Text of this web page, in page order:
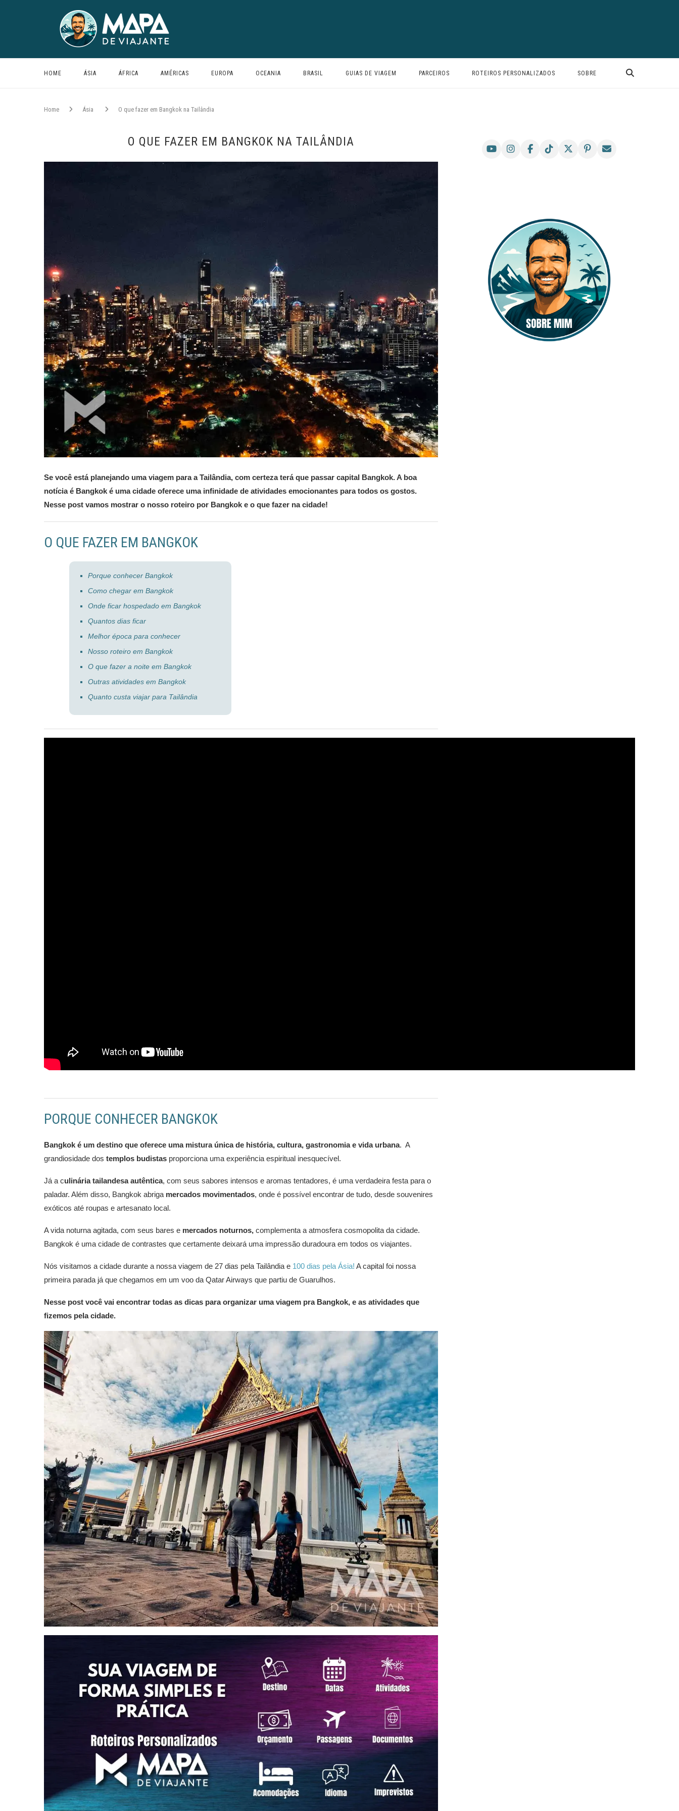
HOME ÁSIA ÁFRICA AMÉRICAS EUROPA OCEANIA BRASIL GUIAS DE VIAGEM PARCEIROS ROTEIROS PERSONALIZADOS SOBRE
Home Ásia O que fazer em Bangkok na Tailândia
O QUE FAZER EM BANGKOK NA TAILÂNDIA
Se você está planejando uma viagem para a Tailândia, com certeza terá que passar capital Bangkok. A boa
notícia é Bangkok é uma cidade oferece uma infinidade de atividades emocionantes para todos os gostos.
Nesse post vamos mostrar o nosso roteiro por Bangkok e o que fazer na cidade!
O QUE FAZER EM BANGKOK
Porque conhecer Bangkok
Como chegar em Bangkok
Onde ficar hospedado em Bangkok
Quantos dias ficar
Melhor época para conhecer
Nosso roteiro em Bangkok
O que fazer a noite em Bangkok
Outras atividades em Bangkok
Quanto custa viajar para Tailândia
PORQUE CONHECER BANGKOK
Bangkok é um destino que oferece uma mistura única de história, cultura, gastronomia e vida urbana. A
grandiosidade dos templos budistas proporciona uma experiência espiritual inesquecível.
Já a culinária tailandesa autêntica, com seus sabores intensos e aromas tentadores, é uma verdadeira festa para o
paladar. Além disso, Bangkok abriga mercados movimentados, onde é possível encontrar de tudo, desde souvenires
exóticos até roupas e artesanato local.
A vida noturna agitada, com seus bares e mercados noturnos, complementa a atmosfera cosmopolita da cidade.
Bangkok é uma cidade de contrastes que certamente deixará uma impressão duradoura em todos os viajantes.
Nós visitamos a cidade durante a nossa viagem de 27 dias pela Tailândia e 100 dias pela Ásia! A capital foi nossa
primeira parada já que chegamos em um voo da Qatar Airways que partiu de Guarulhos.
Nesse post você vai encontrar todas as dicas para organizar uma viagem pra Bangkok, e as atividades que
fizemos pela cidade.